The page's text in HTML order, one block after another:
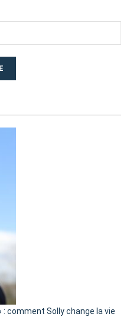
: comment Solly change la vie